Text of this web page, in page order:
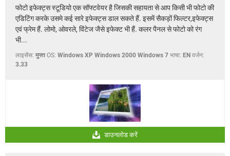
फोटो इफेक्ट्स स्टूडियो एक सॉफ्टवेयर है जिसकी सहायता से आप किसी भी फोटो की
एडिटिंग करके उसमे कई सारे इफेक्ट्स डाल सकते हैं. इसमें सैकड़ों फिल्टर,इफेक्ट्स
एवं फ्रेम हैं. लोमो, ओवरले, विंटेज जैसे इफेक्ट भी हैं. कलर पैनल से फोटो को रंग
भी...
लाइसेंस: मुफ्त OS: Windows XP Windows 2000 Windows 7 भाषा: EN वर्जन:
3.33
डाउनलोड करें